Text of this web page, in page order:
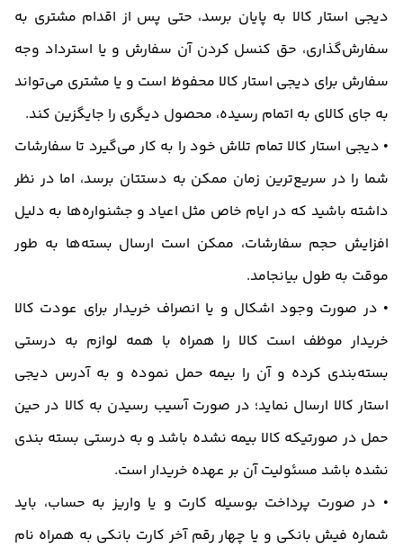
دیجی استار کالا به پایان برسد، حتی پس از اقدام مشتری به
سفارش‌‏گذاری، حق کنسل کردن آن سفارش و یا استرداد وجه
سفارش برای دیجی استار کالا محفوظ است و یا مشتری می‏‌تواند
به جای کالای به اتمام رسیده، محصول دیگری را جایگزین کند.
• دیجی استار کالا تمام تلاش خود را به کار می‌گیرد تا سفارشات
شما را در سریع‌ترین زمان ممکن به دستتان برسد، اما در نظر
داشته باشید که در ایام خاص مثل اعیاد و جشنواره‌ها به دلیل
افزایش حجم سفارشات، ممکن است ارسال بسته‌ها به طور
موقت به طول بیانجامد.
• در صورت وجود اشکال و یا انصراف خریدار برای عودت کالا
خریدار موظف است کالا را همراه با همه لوازم به درستی
بسته‌بندی کرده و آن را بیمه حمل نموده و به آدرس دیجی
استار کالا ارسال نماید؛ در صورت آسیب رسیدن به کالا در حین
حمل در صورتیکه کالا بیمه نشده باشد و به درستی بسته بندی
نشده باشد مسئولیت آن بر عهده خریدار است.
• در صورت پرداخت بوسیله كارت و یا واریز به حساب، باید
شماره فیش بانكی و یا چهار رقم آخر کارت بانکی به همراه نام